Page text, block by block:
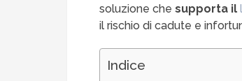
soluzione chesupporta il
il rischio di cadute e
Indice